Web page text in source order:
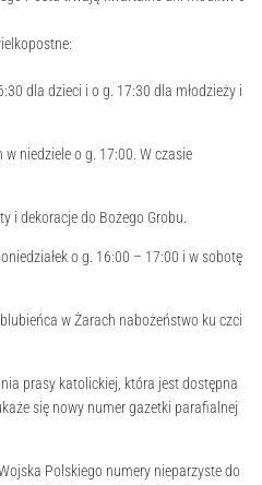
dla dzieci i o g. 17:30 dla młodzieży i
niedziele o g. 17:00. W czasie
i dekoracje do Bożego Grobu.
o g. 16:00 – 17:00 i w sobotę
w Żarach nabożeństwo ku czci
prasy katolickiej, która jest dostępna
się nowy numer gazetki parafialnej
Polskiego numery nieparzyste do